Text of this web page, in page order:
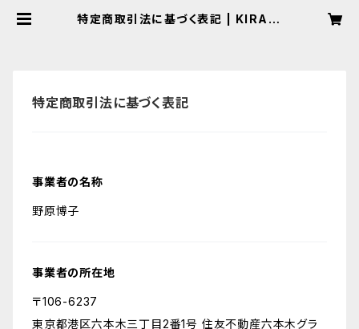
特定商取引法に基づく表記 | KIRA Q
特定商取引法に基づく表記
事業者の名称
野原博子
事業者の所在地
〒106-6237
東京都港区六本木三丁目2番1号 住友不動産六本木グラ